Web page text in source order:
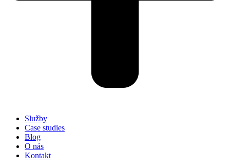
Služby
Case studies
Blog
O nás
Kontakt